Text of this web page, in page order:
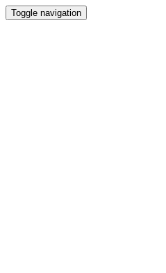
Toggle navigation